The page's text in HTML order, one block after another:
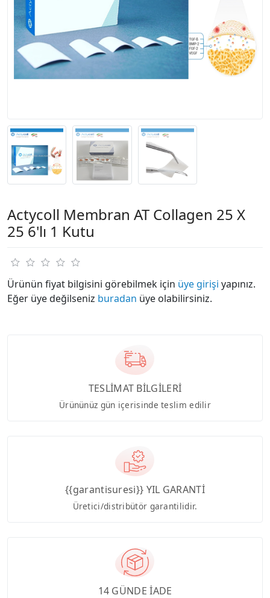
Actycoll Membran AT Collagen 25 X
25 6'lı 1 Kutu
Ürünün fiyat bilgisini görebilmek için üye girişi yapınız.
Eğer üye değilseniz buradan üye olabilirsiniz.
TESLİMAT BİLGİLERİ
Ürününüz gün içerisinde teslim edilir
{{garantisuresi}} YIL GARANTİ
Üretici/distribütör garantilidir.
14 GÜNDE İADE